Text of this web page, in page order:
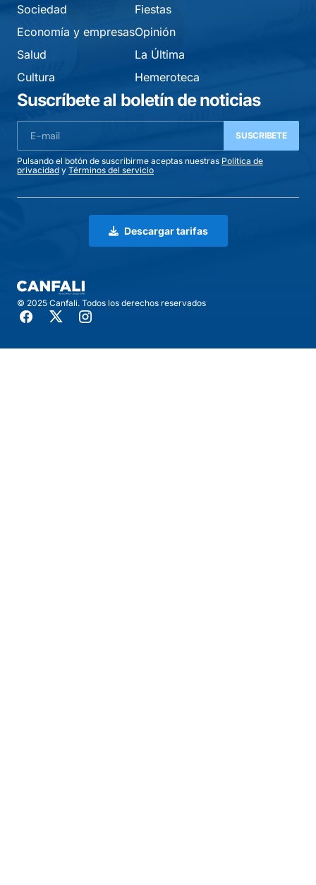
Sociedad
Economía y empresas
Salud
Cultura
Fiestas
Opinión
La Última
Hemeroteca
Suscríbete al boletín de noticias
SUSCRIBETE
Pulsando el botón de suscribirme aceptas nuestras Política de
privacidad y Términos del servicio
Descargar tarifas
© 2025 Canfali. Todos los derechos reservados